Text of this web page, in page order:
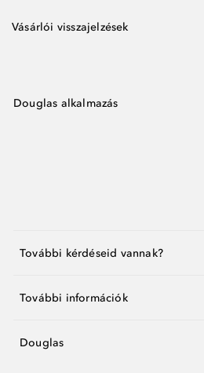
Vásárlói visszajelzések
Douglas alkalmazás
További kérdéseid vannak?
További információk
Douglas